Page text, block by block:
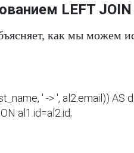
LEFT JOIN
как мы можем
' -> ', al2.email)) AS
al1.id=al2.id;